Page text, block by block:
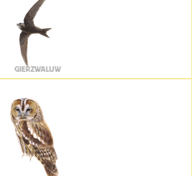
GIERZWALUW